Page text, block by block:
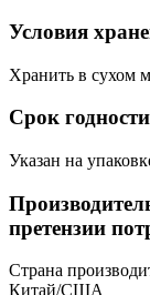
Условия
Хранить в сухом
Срок годности
Указан на
претензии
Страна
Китай/США